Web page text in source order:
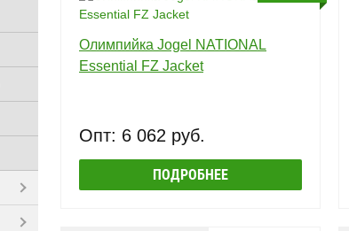
Олимпийка Jogel NATIONAL
Essential FZ Jacket
Опт: 6 062 руб.
ПОДРОБНЕЕ